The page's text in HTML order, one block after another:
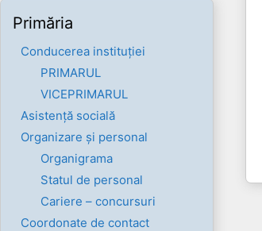
Primăria
Conducerea instituției
PRIMARUL
VICEPRIMARUL
Asistență socială
Organizare și personal
Organigrama
Statul de personal
Cariere – concursuri
Coordonate de contact